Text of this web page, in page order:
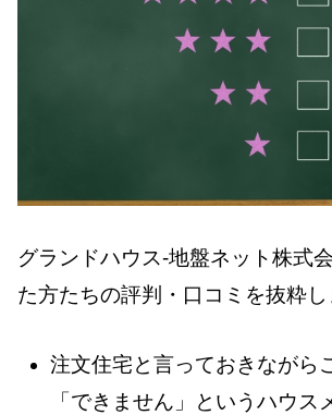
グランドハウス-地盤ネット株式
た方たちの評判・口コミを抜粋し
注文住宅と言っておきながら
「できません」というハウス